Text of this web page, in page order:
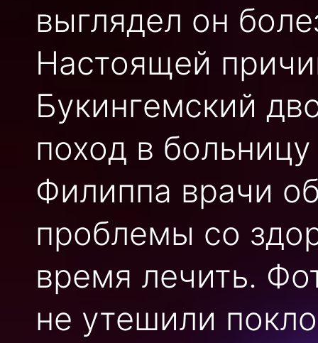
выглядел он
Настоящей
Букингемский
поход в
Филиппа врачи
проблемы со
время лечить.
не утешили